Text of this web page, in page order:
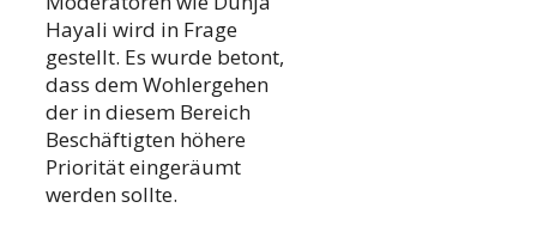
Hayali wird in Frage
gestellt. Es wurde betont,
dass dem Wohlergehen
der in diesem Bereich
Beschäftigten höhere
Priorität eingeräumt
werden sollte.